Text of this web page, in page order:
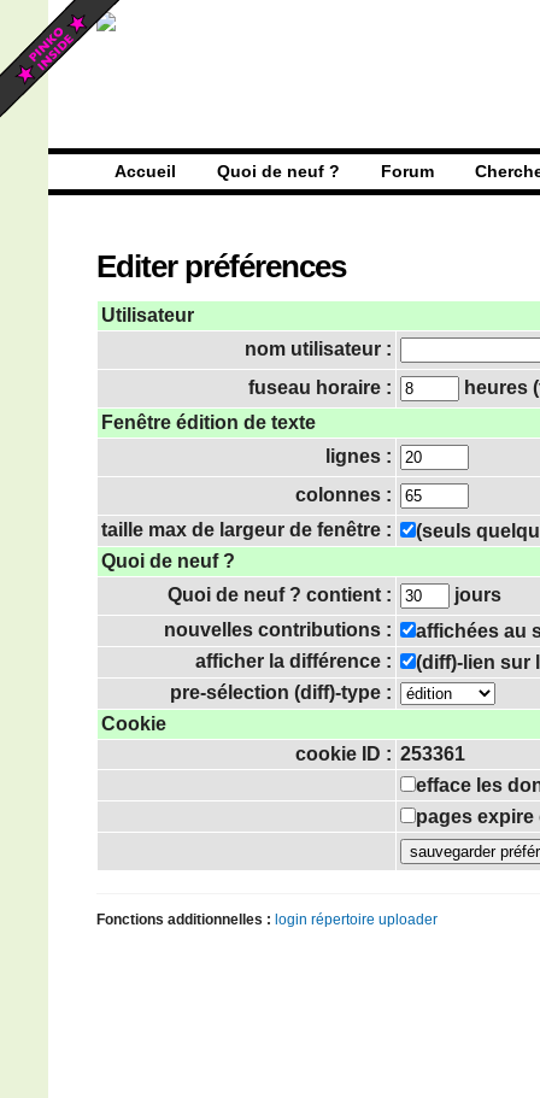
Accueil Quoi de neuf ? Forum
Editer préférences
Utilisateur
nom utilisateur :
fuseau horaire :
heures
Fenêtre édition de texte
lignes :
colonnes :
taille max de largeur de fenêtre :
(seuls
Quoi de neuf ?
Quoi de neuf ? contient :
jours
nouvelles contributions :
affichées au
afficher la différence :
(diff)-lien sur
pre-sélection (diff)-type :
Cookie
cookie ID : 253361
efface les
pages
Fonctions additionnelles : login répertoire uploader